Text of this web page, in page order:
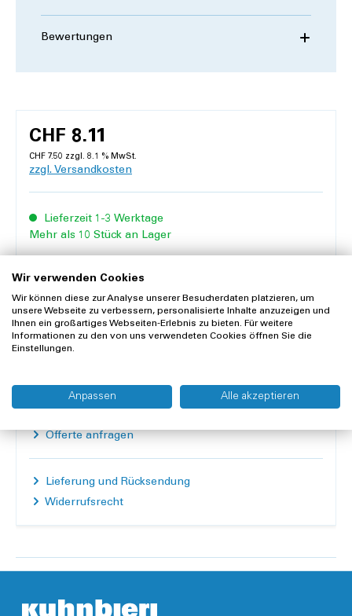
Bewertungen
CHF 8.11
CHF 7.50 zzgl. 8.1 % MwSt.
zzgl. Versandkosten
Lieferzeit 1-3 Werktage
Mehr als 10 Stück an Lager
In den Warenkorb
Offerte anfragen
Lieferung und Rücksendung
Widerrufsrecht
Wir verwenden Cookies
Wir können diese zur Analyse unserer Besucherdaten platzieren, um
unsere Webseite zu verbessern, personalisierte Inhalte anzuzeigen und
Ihnen ein großartiges Webseiten-Erlebnis zu bieten. Für weitere
Informationen zu den von uns verwendeten Cookies öffnen Sie die
Einstellungen.
Anpassen Alle akzeptieren